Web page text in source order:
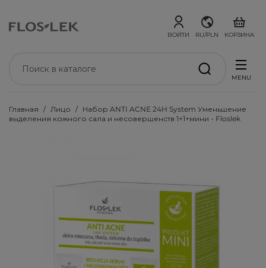
ВОЙТИ RU/PLN КОРЗИНА
MENU
Главная Лицо
Набор ANTI ACNE 24H System Уменьшение
выделения кожного сала и несовершенств 1+1+мини - Floslek